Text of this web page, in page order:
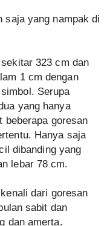
saja yang nampak di
323 cm dan
1 cm dengan
Serupa
yang hanya
beberapa goresan
Hanya saja
dibanding yang
lebar 78 cm.
dari goresan
sabit dan
dan amerta.